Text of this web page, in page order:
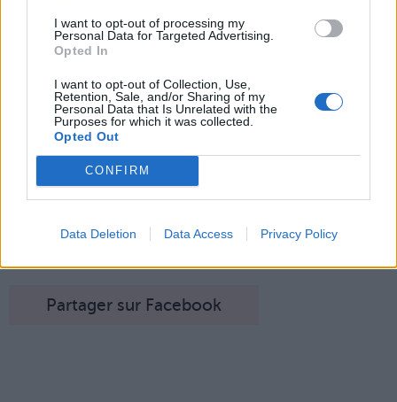
I want to opt-out of processing my
Personal Data for Targeted Advertising.
Opted In
I want to opt-out of Collection, Use,
Retention, Sale, and/or Sharing of my
Personal Data that Is Unrelated with the
Purposes for which it was collected.
Opted Out
CONFIRM
Data Deletion Data Access Privacy Policy
Partager sur Facebook